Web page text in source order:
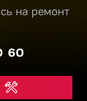
на ремонт
60